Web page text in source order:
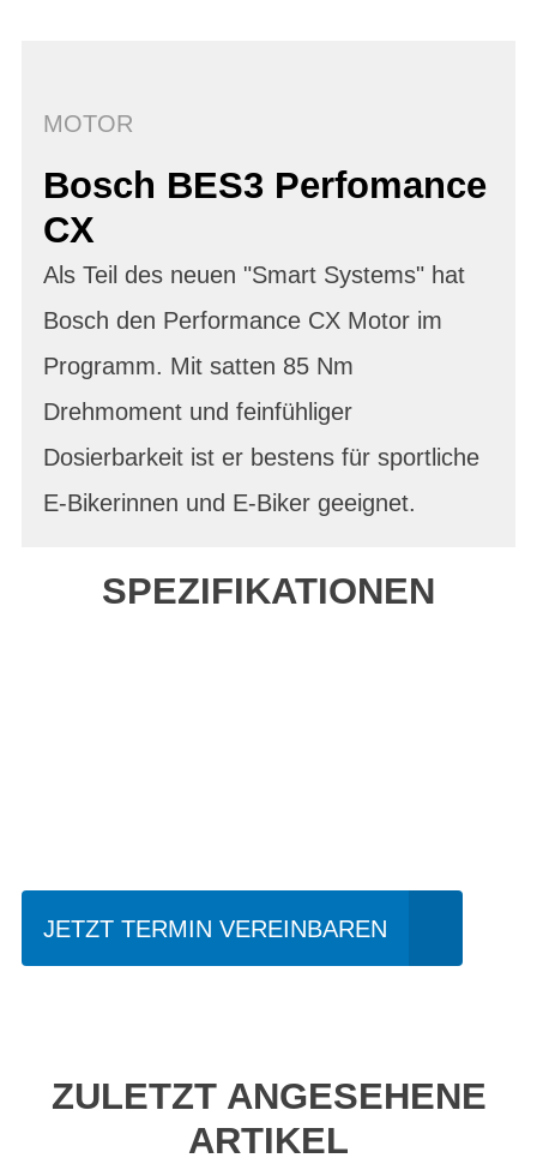
MOTOR
Bosch BES3 Perfomance
CX
Als Teil des neuen "Smart Systems" hat
Bosch den Performance CX Motor im
Programm. Mit satten 85 Nm
Drehmoment und feinfühliger
Dosierbarkeit ist er bestens für sportliche
E-Bikerinnen und E-Biker geeignet.
SPEZIFIKATIONEN
JETZT TERMIN VEREINBAREN
ZULETZT ANGESEHENE
ARTIKEL